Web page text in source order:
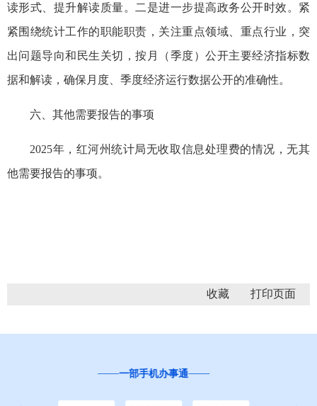
读形式、提升解读质量。二是进一步提高政务公开时效。紧
紧围绕统计工作的职能职责，关注重点领域、重点行业，突
出问题导向和民生关切，按月（季度）公开主要经济指标数
据和解读，确保月度、季度经济运行数据公开的准确性。
六、其他需要报告的事项
2025年，红河州统计局无收取信息处理费的情况，无其
他需要报告的事项。
收藏
“互联网+督查”